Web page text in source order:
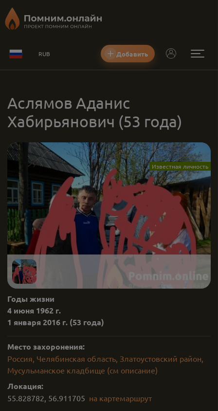
RUB Добавить
Аслямов Аданис
Хабирьянович (53 года)
Известная личность
Годы жизни
4 июня 1962 г.
1 января 2016 г. (53 года)
Место захоронения:
Россия, Челябинская область, Златоустовский район,
Мусульманское кладбище (см описание)
Локация:
55.828782, 56.911705 на картемаршрут